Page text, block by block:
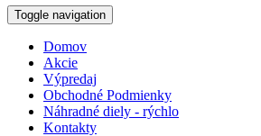
Toggle navigation
Domov
Akcie
Výpredaj
Obchodné Podmienky
Náhradné diely - rýchlo
Kontakty